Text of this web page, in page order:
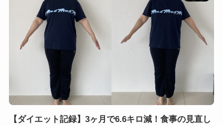
【ダイエット記録】3ヶ月で6.6キロ減！食事の見直し